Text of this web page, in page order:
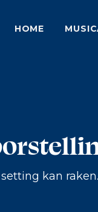
HOME
kan raken.